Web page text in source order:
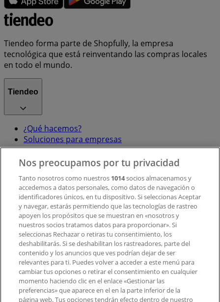
Tiendeo forma parte de Shopfully, la empresa
tecnológica que está reinventando las compras locales
en todo el mundo.
Tiendeo
¿Qué hacemos?
Soluciones para empresas
Noticias y prensa
Trabaja con nosotros
Contacto
Contacto comercial y de marketing
Tienda mal colocada en el mapa
Notificar un folleto
¿Encontraste un problema en la web o en la
aplicación?
Índices
Nos preocupamos por tu privacidad
Tanto nosotros como nuestros 1014socios almacenamos y
accedemos a datos personales, como datos de navegación o
identificadores únicos, en tu dispositivo. Si seleccionas Aceptar
y navegar, estarás permitiendo que las tecnologías de rastreo
apoyen los propósitos que se muestran en «nosotros y
nuestros socios tratamos datos para proporcionar». Si
seleccionas Rechazar o retiras tu consentimiento, los
deshabilitarás. Si se deshabilitan los rastreadores, parte del
contenido y los anuncios que ves podrían dejar de ser
relevantes para ti. Puedes volver a acceder a este menú para
cambiar tus opciones o retirar el consentimiento en cualquier
momento haciendo clic en el enlace «Gestionar las
preferencias» que aparece en el en la parte inferior de la
página web. Tus opciones tendrán efecto dentro de nuestro